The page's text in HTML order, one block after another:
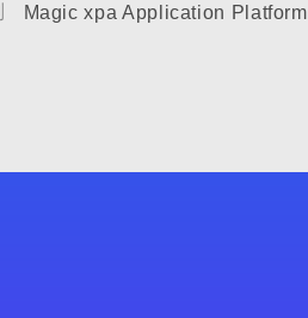
Magic xpa Application Platform